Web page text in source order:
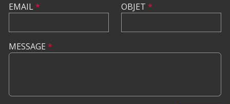
EMAIL* OBJET *
MESSAGE *